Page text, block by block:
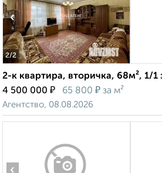
2/2
‹
2-к квартира, вторичка, 68м², 1/1
4 500 000 ₽ 65 800 ₽ за м²
Агентство, 08.08.2026
‹